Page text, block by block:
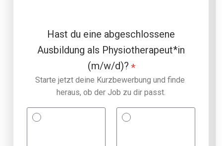
Hast du eine abgeschlossene
Ausbildung als Physiotherapeut*in
(m/w/d)? *
Starte jetzt deine Kurzbewerbung und finde
heraus, ob der Job zu dir passt.